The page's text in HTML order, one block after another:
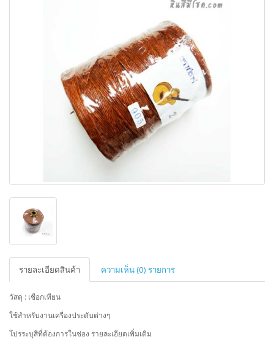
รายละเอียดสินค้า ความเห็น (0) รายการ
วัสดุ : เชือกเทียน
ใช้สำหรับงานเครื่องประดับต่างๆ
โปรระบุสีที่ต้องการในช่อง รายละเอียดเพิ่มเติม